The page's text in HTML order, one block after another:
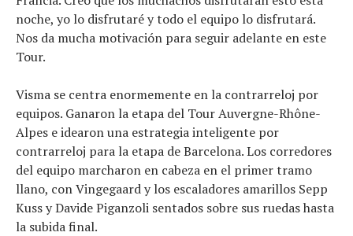
noche, yo lo disfrutaré y todo el equipo lo disfrutará.
Nos da mucha motivación para seguir adelante en este
Tour.
Visma se centra enormemente en la contrarreloj por
equipos. Ganaron la etapa del Tour Auvergne-Rhône-
Alpes e idearon una estrategia inteligente por
contrarreloj para la etapa de Barcelona. Los corredores
del equipo marcharon en cabeza en el primer tramo
llano, con Vingegaard y los escaladores amarillos Sepp
Kuss y Davide Piganzoli sentados sobre sus ruedas hasta
la subida final.